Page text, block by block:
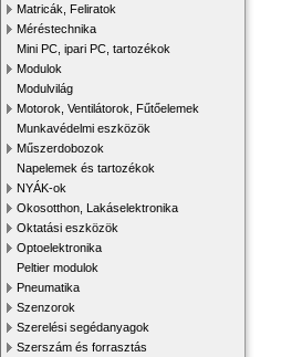
Matricák, Feliratok
Méréstechnika
Mini PC, ipari PC, tartozékok
Modulok
Modulvilág
Motorok, Ventilátorok, Fűtőelemek
Munkavédelmi eszközök
Műszerdobozok
Napelemek és tartozékok
NYÁK-ok
Okosotthon, Lakáselektronika
Oktatási eszközök
Optoelektronika
Peltier modulok
Pneumatika
Szenzorok
Szerelési segédanyagok
Szerszám és forrasztás